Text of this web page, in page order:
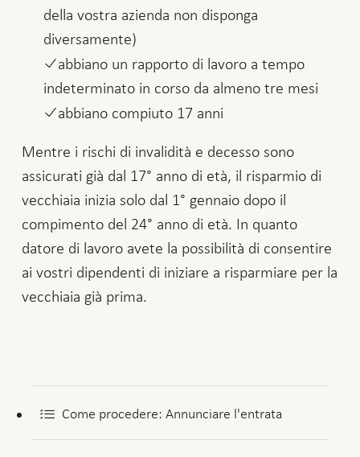
della vostra azienda non disponga
diversamente)
abbiano un rapporto di lavoro a tempo
indeterminato in corso da almeno tre mesi
abbiano compiuto 17 anni
Mentre i rischi di invalidità e decesso sono
assicurati già dal 17° anno di età, il risparmio di
vecchiaia inizia solo dal 1° gennaio dopo il
compimento del 24° anno di età. In quanto
datore di lavoro avete la possibilità di consentire
ai vostri dipendenti di iniziare a risparmiare per la
vecchiaia già prima.
Come procedere: Annunciare l'entrata